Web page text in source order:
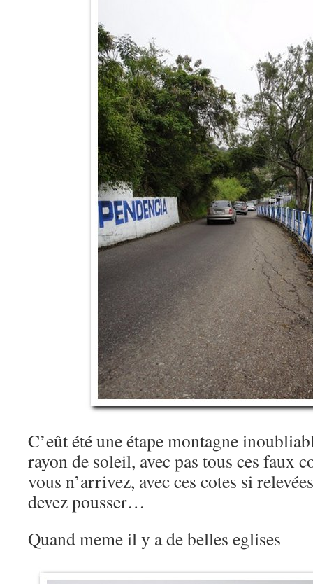
C’eût été une étape montagne
rayon de soleil, avec pas tous ces faux
vous n’arrivez, avec ces cotes si
devez pousser…
Quand meme il y a de belles eglises